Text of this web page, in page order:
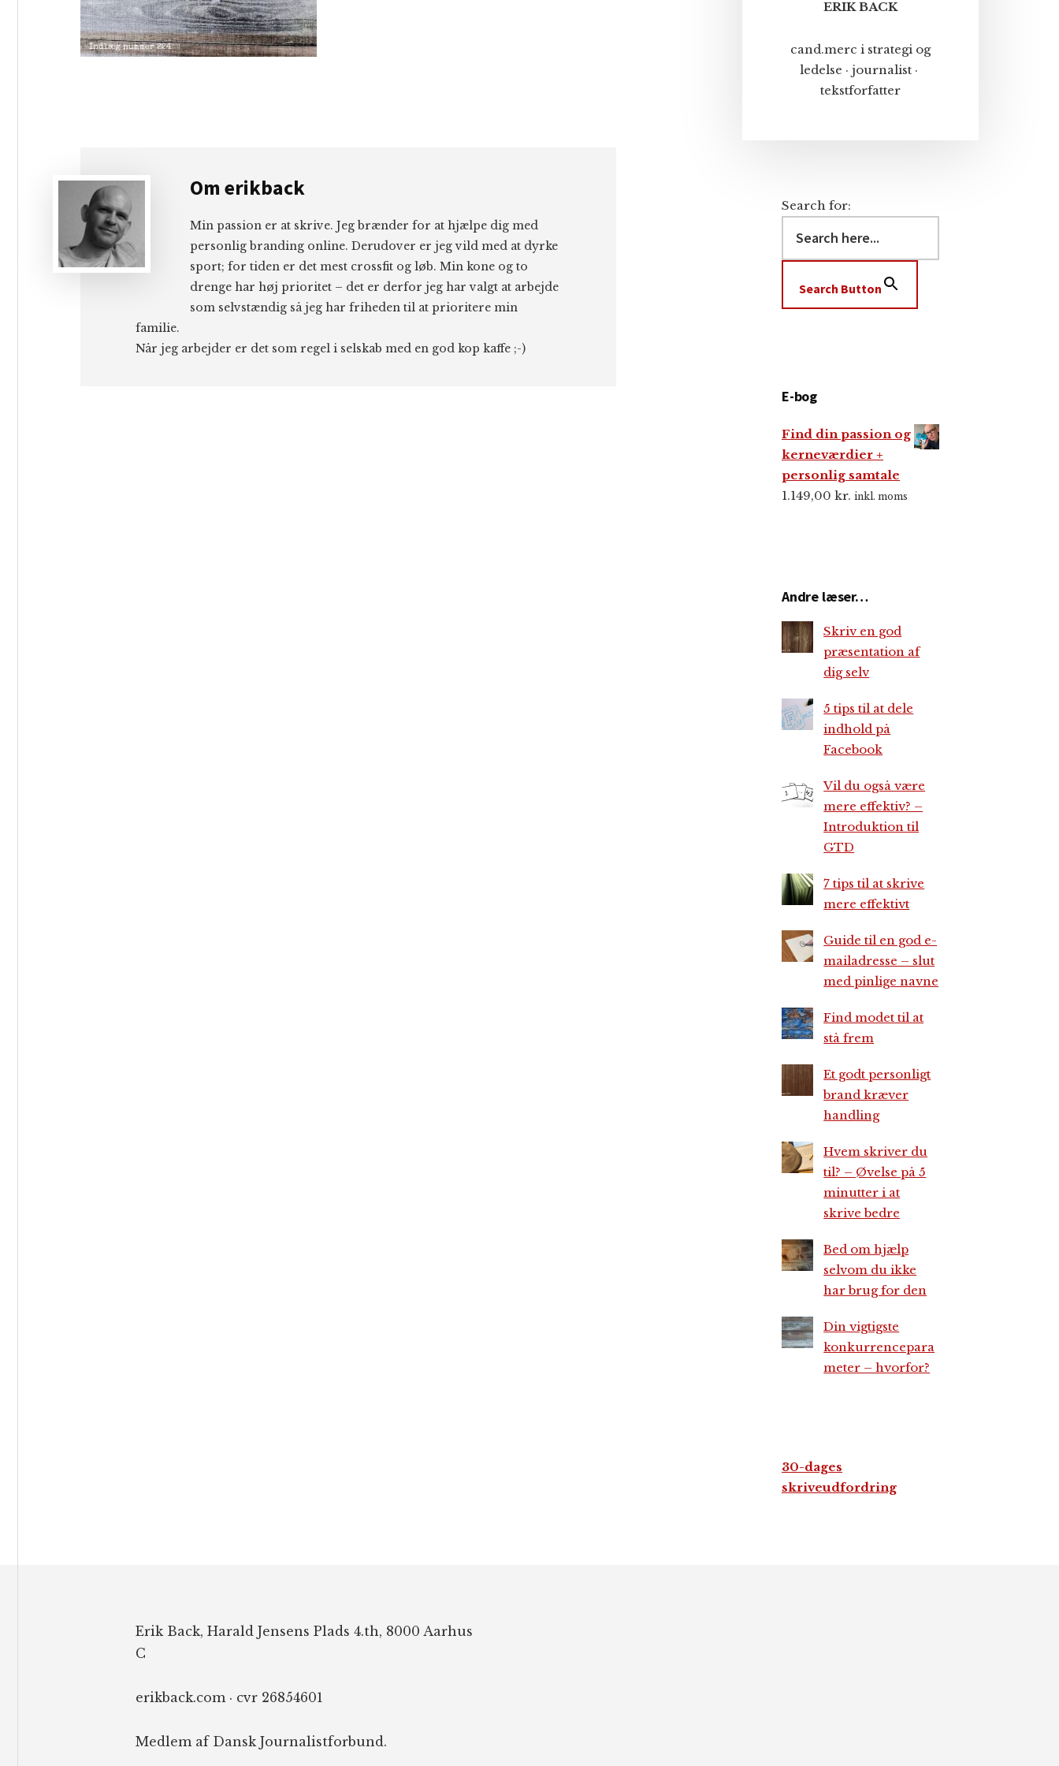
Om erikback
Min passion er at skrive. Jeg brænder for at hjælpe dig med
personlig branding online. Derudover er jeg vild med at dyrke
sport; for tiden er det mest crossfit og løb. Min kone og to
drenge har høj prioritet – det er derfor jeg har valgt at arbejde
som selvstændig så jeg har friheden til at prioritere min
familie.
Når jeg arbejder er det som regel i selskab med en god kop kaffe ;-)
ERIK BACK
cand.merc i strategi og
ledelse · journalist ·
tekstforfatter
Search for:
Search Button
E-bog
Find din passion og
kerneværdier +
personlig samtale
1.149,00 kr. inkl. moms
Andre læser…
Skriv en god
præsentation af
dig selv
5 tips til at dele
indhold på
Facebook
Vil du også være
mere effektiv? –
Introduktion til
GTD
7 tips til at skrive
mere effektivt
Guide til en god e-
mailadresse – slut
med pinlige navne
Find modet til at
stå frem
Et godt personligt
brand kræver
handling
Hvem skriver du
til? – Øvelse på 5
minutter i at
skrive bedre
Bed om hjælp
selvom du ikke
har brug for den
Din vigtigste
konkurrencepara
meter – hvorfor?
30-dages
skriveudfordring
Erik Back, Harald Jensens Plads 4.th, 8000 Aarhus
C
erikback.com · cvr 26854601
Medlem af Dansk Journalistforbund.